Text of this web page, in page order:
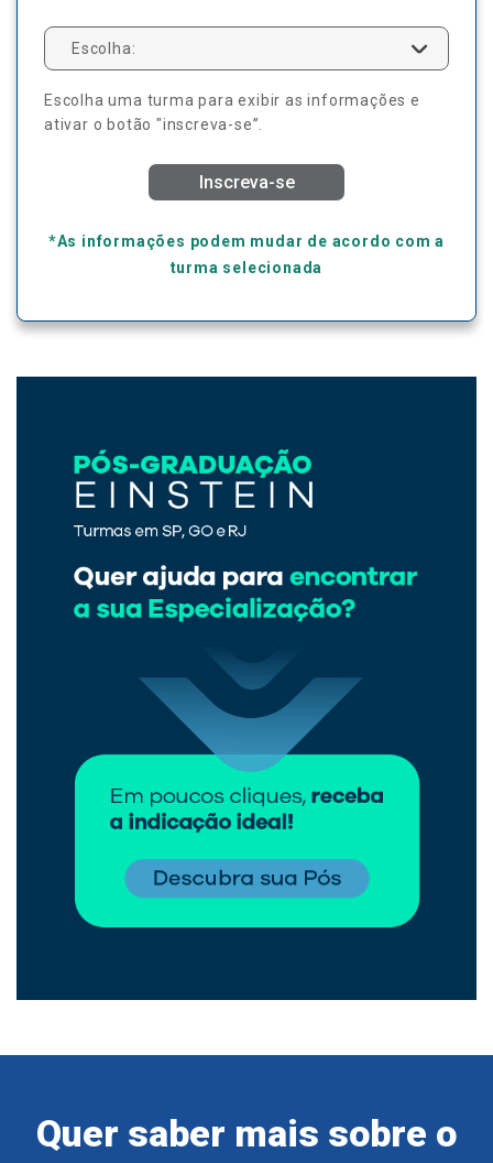
Escolha:
Escolha uma turma para exibir as informações e
ativar o botão "inscreva-se”.
Inscreva-se
*As informações podem mudar de acordo com a
turma selecionada
Quer saber mais sobre o